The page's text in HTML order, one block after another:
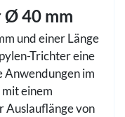
40 mm
und einer Länge
Trichter eine
Anwendungen im
einem
Auslauflänge von